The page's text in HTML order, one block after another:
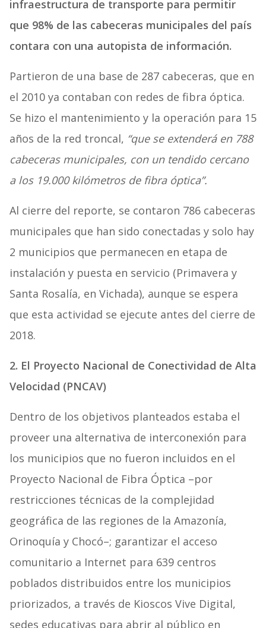
infraestructura de transporte para permitir
que 98% de las cabeceras municipales del país
contara con una autopista de información.
Partieron de una base de 287 cabeceras, que en
el 2010 ya contaban con redes de fibra óptica.
Se hizo el mantenimiento y la operación para 15
años de la red troncal, “que se extenderá en 788
cabeceras municipales, con un tendido cercano
a los 19.000 kilómetros de fibra óptica”.
Al cierre del reporte, se contaron 786 cabeceras
municipales que han sido conectadas y solo hay
2 municipios que permanecen en etapa de
instalación y puesta en servicio (Primavera y
Santa Rosalía, en Vichada), aunque se espera
que esta actividad se ejecute antes del cierre de
2018.
2. El Proyecto Nacional de Conectividad de Alta
Velocidad (PNCAV)
Dentro de los objetivos planteados estaba el
proveer una alternativa de interconexión para
los municipios que no fueron incluidos en el
Proyecto Nacional de Fibra Óptica –por
restricciones técnicas de la complejidad
geográfica de las regiones de la Amazonía,
Orinoquía y Chocó–; garantizar el acceso
comunitario a Internet para 639 centros
poblados distribuidos entre los municipios
priorizados, a través de Kioscos Vive Digital,
sedes educativas para abrir al público en